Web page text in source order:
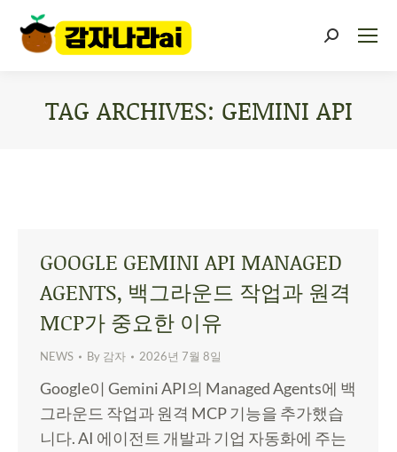
TAG ARCHIVES: GEMINI API
GOOGLE GEMINI API MANAGED
AGENTS, 백그라운드 작업과 원격
MCP가 중요한 이유
NEWS By 감자 2026년 7월 8일
Google이 Gemini API의 Managed Agents에 백
그라운드 작업과 원격 MCP 기능을 추가했습
니다. AI 에이전트 개발과 기업 자동화에 주는